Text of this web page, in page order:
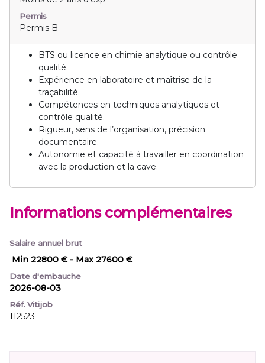
Permis
Permis B
BTS ou licence en chimie analytique ou contrôle
qualité.
Expérience en laboratoire et maîtrise de la
traçabilité.
Compétences en techniques analytiques et
contrôle qualité.
Rigueur, sens de l’organisation, précision
documentaire.
Autonomie et capacité à travailler en coordination
avec la production et la cave.
Informations complémentaires
Salaire annuel brut
Min 22800 € - Max 27600 €
Date d'embauche
2026-08-03
Réf. Vitijob
112523